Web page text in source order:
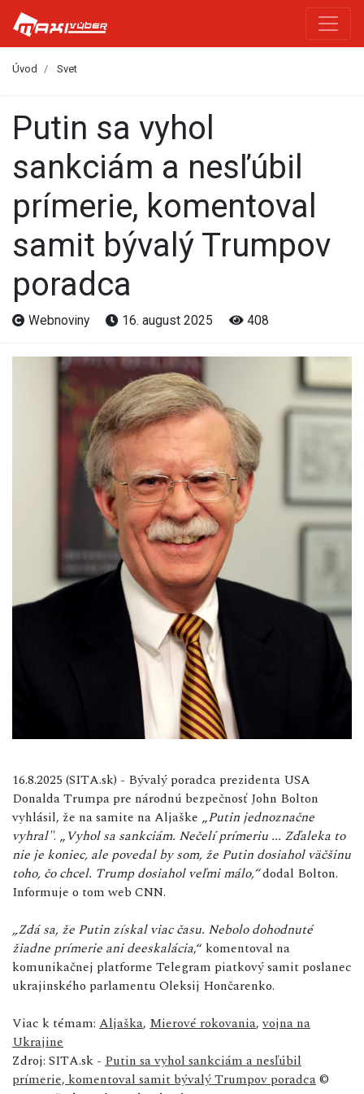
Úvod Svet
Putin sa vyhol
sankciám a nesľúbil
prímerie, komentoval
samit bývalý Trumpov
poradca
Webnoviny 16. august 2025 408
16.8.2025 (SITA.sk) - Bývalý poradca prezidenta USA
Donalda Trumpa pre národnú bezpečnosť John Bolton
vyhlásil, že na samite na Aljaške „Putin jednoznačne
vyhral". „Vyhol sa sankciám. Nečelí prímeriu ... Zďaleka to
nie je koniec, ale povedal by som, že Putin dosiahol väčšinu
toho, čo chcel. Trump dosiahol veľmi málo,“dodal Bolton.
Informuje o tom web CNN.
„Zdá sa, že Putin získal viac času. Nebolo dohodnuté
žiadne prímerie ani deeskalácia,“ komentoval na
komunikačnej platforme Telegram piatkový samit poslanec
ukrajinského parlamentu Oleksij Hončarenko.
Viac k témam: Aljaška, Mierové rokovania,vojna na
Ukrajine
Zdroj: SITA.sk - Putin sa vyhol sankciám a nesľúbil
prímerie, komentoval samit bývalý Trumpov poradca©